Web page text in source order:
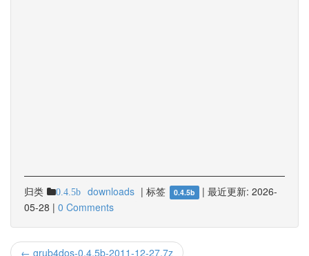
归类 0.4.5b downloads | 标签 0.4.5b | 最近更新: 2026-
05-28 | 0 Comments
← grub4dos-0.4.5b-2011-12-27.7z